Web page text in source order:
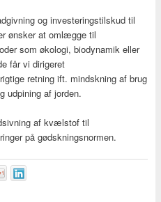
og investeringstilskud til
ønsker at omlægge til
som økologi, biodynamik eller
får vi dirigeret
retning ift. mindskning af brug
udpining af jorden.
af kvælstof til
på gødskningsnormen.